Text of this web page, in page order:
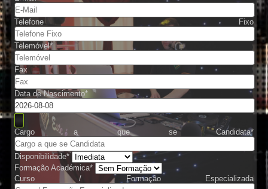
DJs
Karaoke
Telefone Fixo
Telemóvel*
Fax
Data de Nascimento*
Cargo a que se Candidata*
Disponibilidade*
Formação Académica*
Curso / Formação Especializada